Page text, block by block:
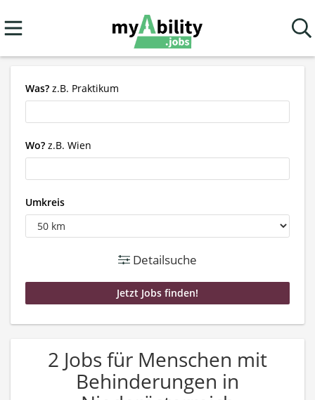
Was? z.B. Praktikum
Wo? z.B. Wien
Umkreis
Detailsuche
2 Jobs für Menschen mit
Behinderungen in